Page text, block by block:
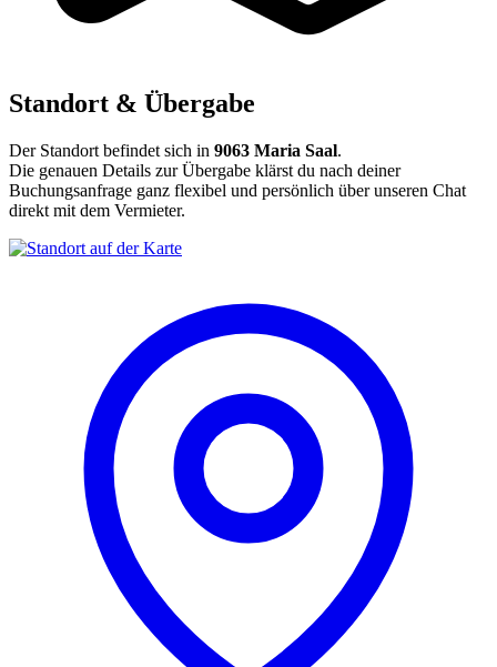
Standort & Übergabe
Der Standort befindet sich in 9063 Maria Saal.
Die genauen Details zur Übergabe klärst du nach deiner
Buchungsanfrage ganz flexibel und persönlich über unseren Chat
direkt mit dem Vermieter.